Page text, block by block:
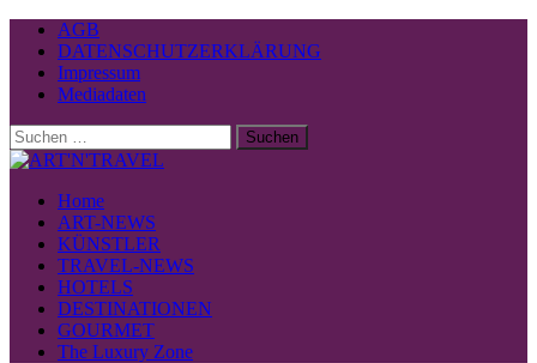
AGB
DATENSCHUTZERKLÄRUNG
Impressum
Mediadaten
Suchen
nach:
Home
ART-NEWS
KÜNSTLER
TRAVEL-NEWS
HOTELS
DESTINATIONEN
GOURMET
The Luxury Zone